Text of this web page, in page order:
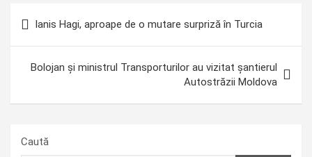
în
articole
Ianis Hagi, aproape de o mutare surpriză în Turcia
Bolojan și ministrul Transporturilor au vizitat șantierul
Autostrăzii Moldova
Caută